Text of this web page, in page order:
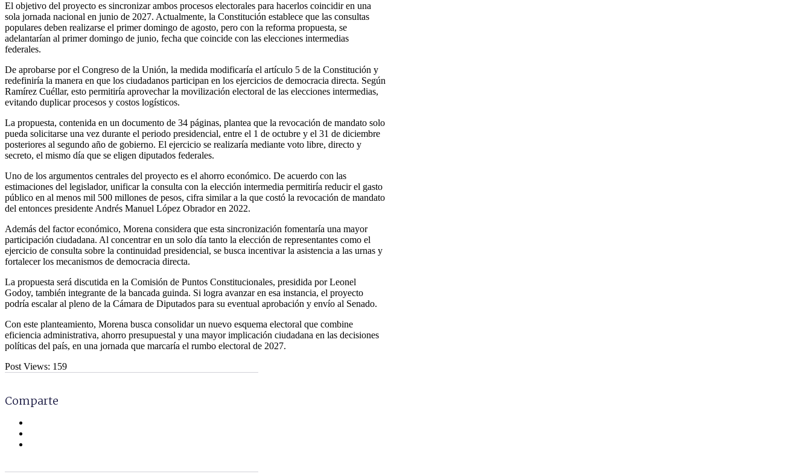
El objetivo del proyecto es sincronizar ambos procesos electorales para hacerlos coincidir en una
sola jornada nacional en junio de 2027. Actualmente, la Constitución establece que las consultas
populares deben realizarse el primer domingo de agosto, pero con la reforma propuesta, se
adelantarían al primer domingo de junio, fecha que coincide con las elecciones intermedias
federales.
De aprobarse por el Congreso de la Unión, la medida modificaría el artículo 5 de la Constitución y
redefiniría la manera en que los ciudadanos participan en los ejercicios de democracia directa. Según
Ramírez Cuéllar, esto permitiría aprovechar la movilización electoral de las elecciones intermedias,
evitando duplicar procesos y costos logísticos.
La propuesta, contenida en un documento de 34 páginas, plantea que la revocación de mandato solo
pueda solicitarse una vez durante el periodo presidencial, entre el 1 de octubre y el 31 de diciembre
posteriores al segundo año de gobierno. El ejercicio se realizaría mediante voto libre, directo y
secreto, el mismo día que se eligen diputados federales.
Uno de los argumentos centrales del proyecto es el ahorro económico. De acuerdo con las
estimaciones del legislador, unificar la consulta con la elección intermedia permitiría reducir el gasto
público en al menos mil 500 millones de pesos, cifra similar a la que costó la revocación de mandato
del entonces presidente Andrés Manuel López Obrador en 2022.
Además del factor económico, Morena considera que esta sincronización fomentaría una mayor
participación ciudadana. Al concentrar en un solo día tanto la elección de representantes como el
ejercicio de consulta sobre la continuidad presidencial, se busca incentivar la asistencia a las urnas y
fortalecer los mecanismos de democracia directa.
La propuesta será discutida en la Comisión de Puntos Constitucionales, presidida por Leonel
Godoy, también integrante de la bancada guinda. Si logra avanzar en esa instancia, el proyecto
podría escalar al pleno de la Cámara de Diputados para su eventual aprobación y envío al Senado.
Con este planteamiento, Morena busca consolidar un nuevo esquema electoral que combine
eficiencia administrativa, ahorro presupuestal y una mayor implicación ciudadana en las decisiones
políticas del país, en una jornada que marcaría el rumbo electoral de 2027.
Post Views: 159
Comparte